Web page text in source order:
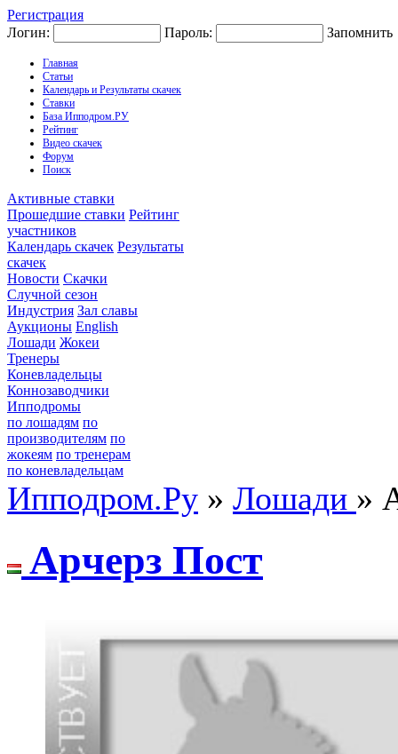
Регистрация
Логин:
Пароль: Запомнить
Главная
Статьи
Календарь и Результаты скачек
Ставки
База Ипподром.РУ
Рейтинг
Видео скачек
Форум
Поиск
Активные ставки
Прошедшие ставки Рейтинг
участников
Календарь скачек Результаты
скачек
Новости Скачки
Случной сезон
Индустрия Зал славы
Аукционы English
Лошади Жокеи
Тренеры
Коневладельцы
Коннозаводчики
Ипподромы
по лошадям по
производителям по
жокеям по тренерам
по коневладельцам
Ипподром.Ру » Лошади »
Apчеpз Пocт